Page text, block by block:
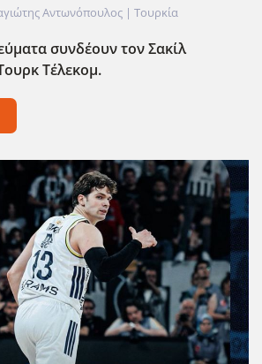
Αντωνόπουλος | Τουρκία
συνδέουν τον Σακίλ
Τέλεκομ.